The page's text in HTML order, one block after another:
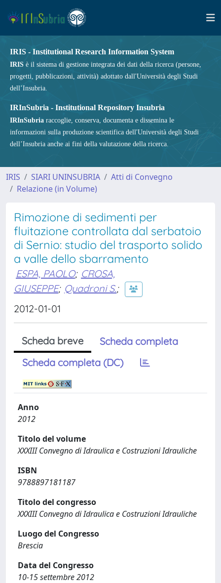
IRIS - Institutional Research Information System
IRIS è il sistema di gestione integrata dei dati della ricerca (persone,
progetti, pubblicazioni, attività) adottato dall'Università degli Studi
dell’Insubria.
IRInSubria - Institutional Repository Insubria
IRInSubria raccoglie, conserva, documenta e dissemina le
informazioni sulla produzione scientifica dell'Università degli Studi
dell’Insubria anche ai fini della valutazione della ricerca.
IRIS SIARI UNINSUBRIA
Atti di Convegno
Relazione (in Volume)
Rimozione di sedimenti per
fluitazione controllata dal serbatoio
di Sernio: studio del trasporto solido
a valle dello sbarramento
ESPA, PAOLO; CROSA,
GIUSEPPE; Quadroni S.;
2012-01-01
Scheda breve
Scheda completa
Scheda completa (DC)
Anno
2012
Titolo del volume
XXXIII Convegno di Idraulica e Costruzioni Idrauliche
ISBN
9788897181187
Titolo del congresso
XXXIII Convegno di Idraulica e Costruzioni Idrauliche
Luogo del Congresso
Brescia
Data del Congresso
10-15 settembre 2012